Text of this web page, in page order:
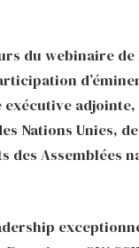
du webinaire de
adjointe,
Nations Unies,
des Assemblées